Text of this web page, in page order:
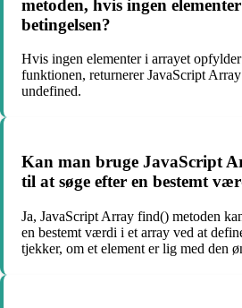
metoden, hvis ingen
betingelsen?
Hvis ingen elementer i arrayet
funktionen, returnerer JavaScript
undefined.
Kan man bruge JavaScript
til at søge efter en bestemt
Ja, JavaScript Array find() metoden
en bestemt værdi i et array ved at
tjekker, om et element er lig med den